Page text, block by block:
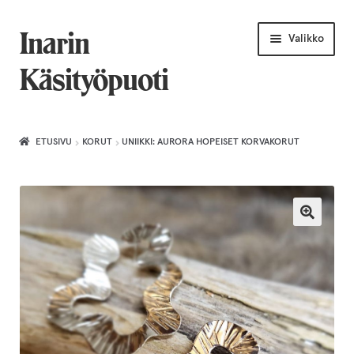
Siirry
navigointiin
Siirry
sisältöön
Inarin
Käsityöpuoti
Valikko
Villahuivit
Korut
tason
valikko
Puusepäntuotteet
ETUSIVU KORUT UNIIKKI: AURORA HOPEISET KORVAKORUT